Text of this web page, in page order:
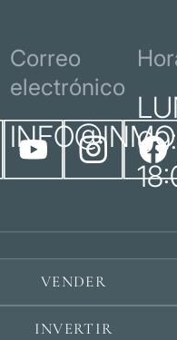
Correo
electrónico
VENDER
INVERTIR